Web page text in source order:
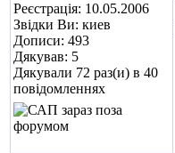
Реєстрація: 10.05.2006
Звідки Ви: киев
Дописи: 493
Дякував: 5
Дякували 72 раз(и) в 40
повідомленнях